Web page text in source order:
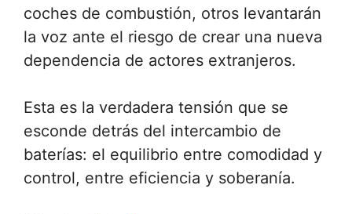
coches de combustión, otros levantarán
la voz ante el riesgo de crear una nueva
dependencia de actores extranjeros.
Esta es la verdadera tensión que se
esconde detrás del intercambio de
baterías: el equilibrio entre comodidad y
control, entre eficiencia y soberanía.